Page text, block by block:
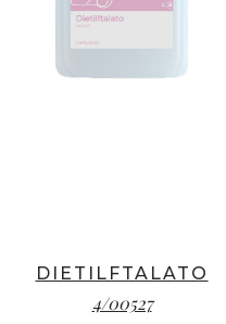
DIETILFTALATO
4/00527